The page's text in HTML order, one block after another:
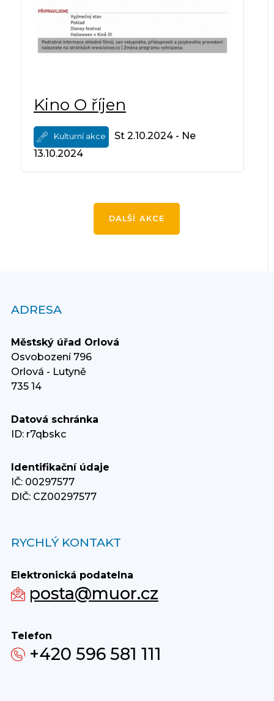
Kino O říjen
Kulturní akce
St 2.10.2024 - Ne
13.10.2024
DALŠÍ AKCE
ADRESA
Městský úřad Orlová
Osvobození 796
Orlová - Lutyně
735 14
Datová schránka
ID: r7qbskc
Identifikační údaje
IČ: 00297577
DIČ: CZ00297577
RYCHLÝ KONTAKT
Elektronická podatelna
posta@muor.cz
Telefon
+420 596 581 111